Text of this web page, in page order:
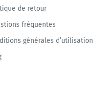
de retour
fréquentes
générales d’utilisation